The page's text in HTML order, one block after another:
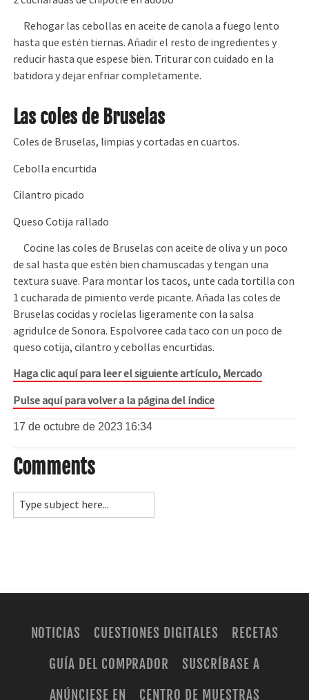
Rehogar las cebollas en aceite de canola a fuego lento
hasta que estén tiernas. Añadir el resto de ingredientes y
reducir hasta que espese bien. Triturar con cuidado en la
batidora y dejar enfriar completamente.
Las coles de Bruselas
Coles de Bruselas, limpias y cortadas en cuartos.
Cebolla encurtida
Cilantro picado
Queso Cotija rallado
Cocine las coles de Bruselas con aceite de oliva y un poco
de sal hasta que estén bien chamuscadas y tengan una
textura suave. Para montar los tacos, unte cada tortilla con
1 cucharada de pimiento verde picante. Añada las coles de
Bruselas cocidas y rocíelas ligeramente con la salsa
agridulce de Sonora. Espolvoree cada taco con un poco de
queso cotija, cilantro y cebollas encurtidas.
Haga clic aquí para leer el siguiente artículo, Mercado
Pulse aquí para volver a la página del índice
17 de octubre de 2023 16:34
Comments
NOTICIAS CUESTIONES DIGITALES
RECETAS
GUÍA DEL COMPRADOR
SUSCRÍBASE A
ANÚNCIESE EN
CENTRO DE MUESTRAS